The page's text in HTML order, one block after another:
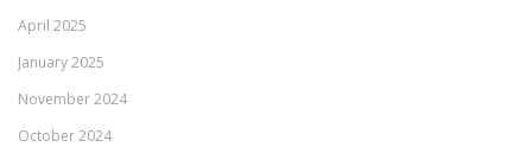
April 2025
January 2025
November 2024
October 2024